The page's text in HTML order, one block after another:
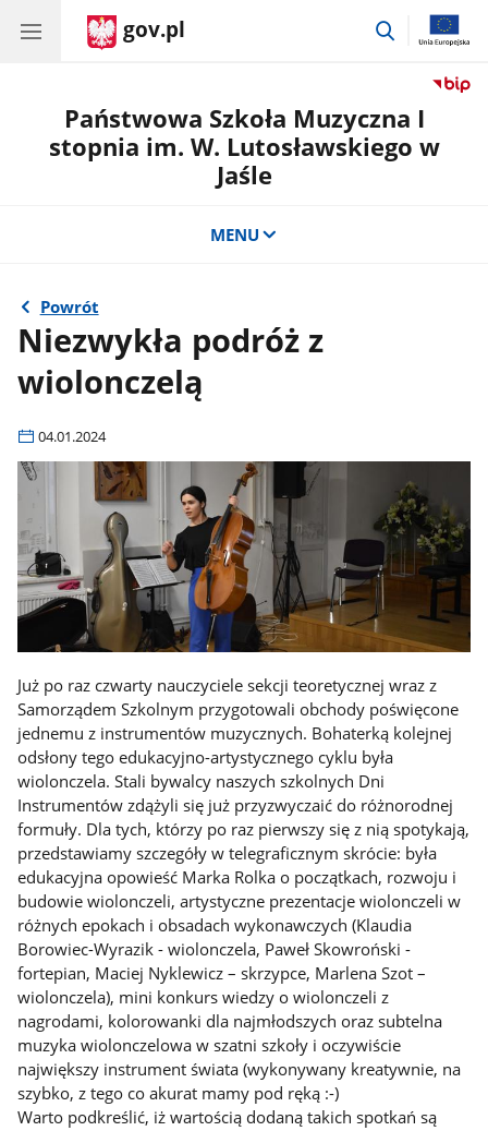
gov.pl
przejdź
Państwowa Szkoła Muzyczna I
stopnia im. W. Lutosławskiego w
Jaśle
MENU
Powrót
Niezwykła podróż z
wiolonczelą
04.01.2024
Już po raz czwarty nauczyciele sekcji teoretycznej wraz z
Samorządem Szkolnym przygotowali obchody poświęcone
jednemu z instrumentów muzycznych. Bohaterką kolejnej
odsłony tego edukacyjno-artystycznego cyklu była
wiolonczela. Stali bywalcy naszych szkolnych Dni
Instrumentów zdążyli się już przyzwyczaić do różnorodnej
formuły. Dla tych, którzy po raz pierwszy się z nią spotykają,
przedstawiamy szczegóły w telegraficznym skrócie: była
edukacyjna opowieść Marka Rolka o początkach, rozwoju i
budowie wiolonczeli, artystyczne prezentacje wiolonczeli w
różnych epokach i obsadach wykonawczych (Klaudia
Borowiec-Wyrazik - wiolonczela, Paweł Skowroński -
fortepian, Maciej Nyklewicz – skrzypce, Marlena Szot –
wiolonczela), mini konkurs wiedzy o wiolonczeli z
nagrodami, kolorowanki dla najmłodszych oraz subtelna
muzyka wiolonczelowa w szatni szkoły i oczywiście
największy instrument świata (wykonywany kreatywnie, na
szybko, z tego co akurat mamy pod ręką :-)
Warto podkreślić, iż wartością dodaną takich spotkań są